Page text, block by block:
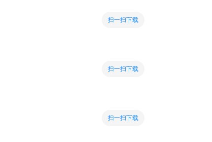
扫一扫下载
扫一扫下载
扫一扫下载